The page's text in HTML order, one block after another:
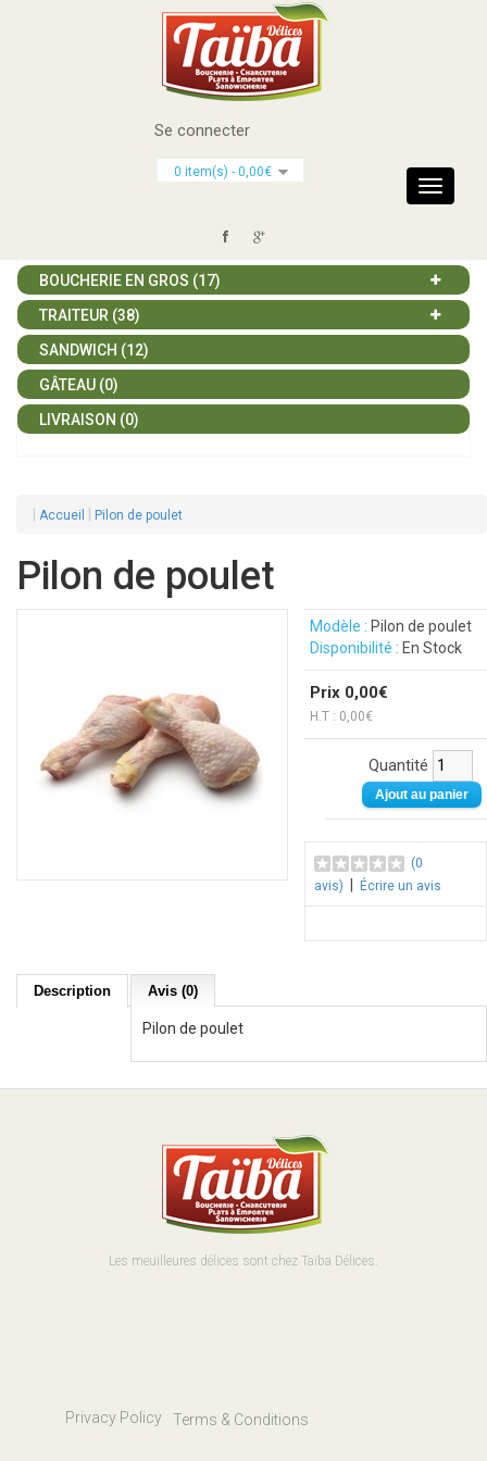
Se connecter
Toggle
0 item(s) - 0,00€
CATÉGORIES
BOUCHERIE EN GROS (17)
TRAITEUR (38)
SANDWICH (12)
GÂTEAU (0)
LIVRAISON (0)
Accueil Pilon de poulet
Pilon de poulet
Modèle : Pilon de poulet
Disponibilité : En Stock
Prix 0,00€
H.T : 0,00€
Quantité
(0
avis)
Écrire un avis
Description Avis (0)
Pilon de poulet
Les meuilleures délices sont chez Taïba Délices.
Privacy Policy Terms & Conditions